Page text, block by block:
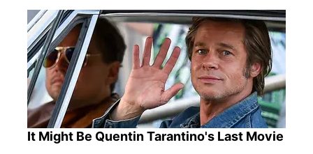
It Might Be Quentin Tarantino's Last Movie